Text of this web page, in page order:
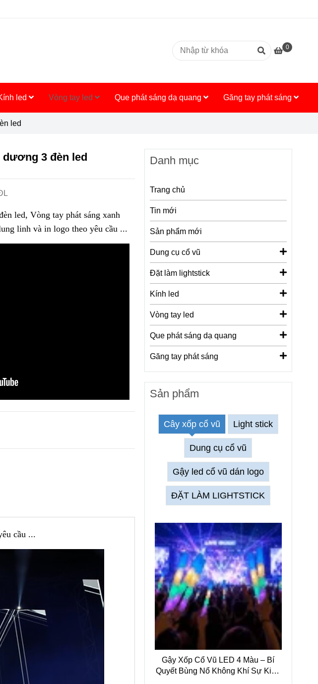
0
led Vòng tay led Que phát sáng dạ quang Găng tay phát sáng
led
dương 3 đèn led
led, Vòng tay phát sáng xanh
linh và in logo theo yêu cầu ...
cầu ...
Danh mục
Trang chủ
Tin mới
Sản phẩm mới
Dung cụ cổ vũ
Đặt làm lightstick
Kính led
Vòng tay led
Que phát sáng dạ quang
Găng tay phát sáng
Sản phẩm
Cây xốp cổ vũ Light stick
Dung cụ cổ vũ
Gậy led cổ vũ dán logo
ĐẶT LÀM LIGHTSTICK
Gậy Xốp Cổ Vũ LED 4 Màu – Bí
Quyết Bùng Nổ Không Khí Sự Kiện